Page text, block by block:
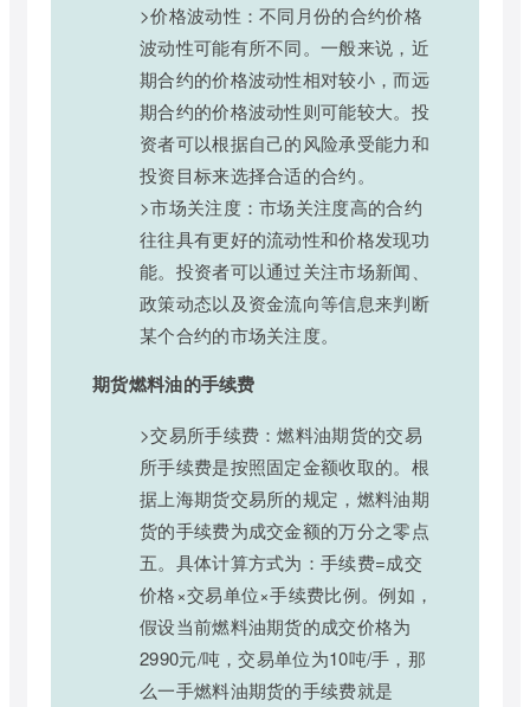
>价格波动性：不同月份的合约价格
波动性可能有所不同。一般来说，近
期合约的价格波动性相对较小，而远
期合约的价格波动性则可能较大。投
资者可以根据自己的风险承受能力和
投资目标来选择合适的合约。
>市场关注度：市场关注度高的合约
往往具有更好的流动性和价格发现功
能。投资者可以通过关注市场新闻、
政策动态以及资金流向等信息来判断
某个合约的市场关注度。
期货燃料油的手续费
>交易所手续费：燃料油期货的交易
所手续费是按照固定金额收取的。根
据上海期货交易所的规定，燃料油期
货的手续费为成交金额的万分之零点
五。具体计算方式为：手续费=成交
价格×交易单位×手续费比例。例如，
假设当前燃料油期货的成交价格为
2990元/吨，交易单位为10吨/手，那
么一手燃料油期货的手续费就是